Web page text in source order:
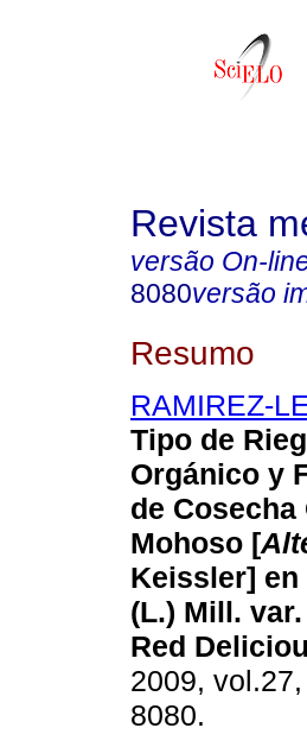
Revista
versão On-
8080versão
Resumo
RAMIREZ-
Tipo de
Orgánico y
de
Mohoso [
Keissler] en
(L.) Mill. var.
Red
2009,
8080.